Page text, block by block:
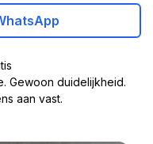
Gewoon duidelijkheid.
aan vast.